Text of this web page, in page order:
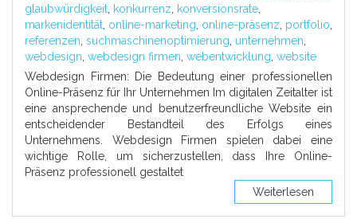
glaubwürdigkeit, konkurrenz, konversionsrate,
markenidentität, online-marketing, online-präsenz, portfolio,
referenzen, suchmaschinenoptimierung, unternehmen,
webdesign, webdesign firmen, webentwicklung, website
Webdesign Firmen: Die Bedeutung einer professionellen
Online-Präsenz für Ihr Unternehmen Im digitalen Zeitalter ist
eine ansprechende und benutzerfreundliche Website ein
entscheidender Bestandteil des Erfolgs eines
Unternehmens. Webdesign Firmen spielen dabei eine
wichtige Rolle, um sicherzustellen, dass Ihre Online-
Präsenz professionell gestaltet
Weiterlesen